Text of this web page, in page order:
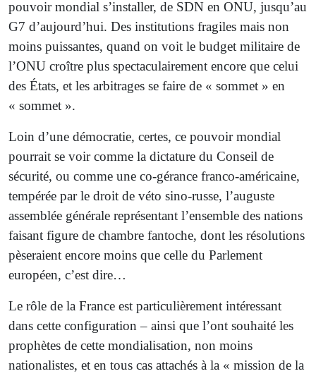
pouvoir mondial s’installer, de SDN en ONU, jusqu’au
G7 d’aujourd’hui. Des institutions fragiles mais non
moins puissantes, quand on voit le budget militaire de
l’ONU croître plus spectaculairement encore que celui
des États, et les arbitrages se faire de « sommet » en
« sommet ».
Loin d’une démocratie, certes, ce pouvoir mondial
pourrait se voir comme la dictature du Conseil de
sécurité, ou comme une co-gérance franco-américaine,
tempérée par le droit de véto sino-russe, l’auguste
assemblée générale représentant l’ensemble des nations
faisant figure de chambre fantoche, dont les résolutions
pèseraient encore moins que celle du Parlement
européen, c’est dire…
Le rôle de la France est particulièrement intéressant
dans cette configuration – ainsi que l’ont souhaité les
prophètes de cette mondialisation, non moins
nationalistes, et en tous cas attachés à la « mission de la